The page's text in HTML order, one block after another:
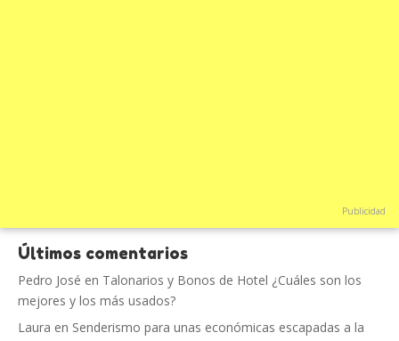
Publicidad
Últimos comentarios
Pedro José en Talonarios y Bonos de Hotel ¿Cuáles son los
mejores y los más usados?
Laura en Senderismo para unas económicas escapadas a la